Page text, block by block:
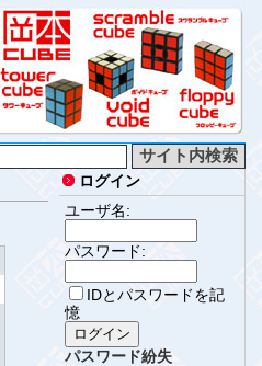
ログイン
ユーザ名:
パスワード:
IDとパスワードを記
憶
パスワード紛失